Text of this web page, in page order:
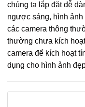
chúng ta lắp đặt dễ
ngược sáng, hình
các camera thông
thường chưa kích
camera để kích hoạt
dụng cho hình ảnh